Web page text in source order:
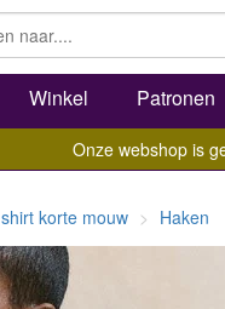
Winkel Patronen
Onze webshop is
shirt korte mouw Haken